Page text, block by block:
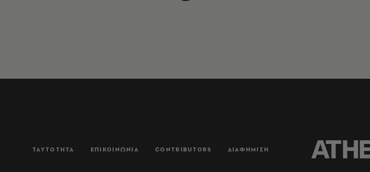
ΤΑΥΤΟΤΗΤΑ ΕΠΙΚΟΙΝΩΝΙΑ CONTRIBUTORS ΔΙΑΦΗΜΙΣΗ